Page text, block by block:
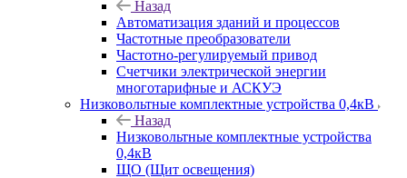
Назад
Автоматизация зданий и процессов
Частотные преобразователи
Частотно-регулируемый привод
Счетчики электрической энергии
многотарифные и АСКУЭ
Низковольтные комплектные устройства 0,4кВ
Назад
Низковольтные комплектные устройства
0,4кВ
ЩО (Щит освещения)